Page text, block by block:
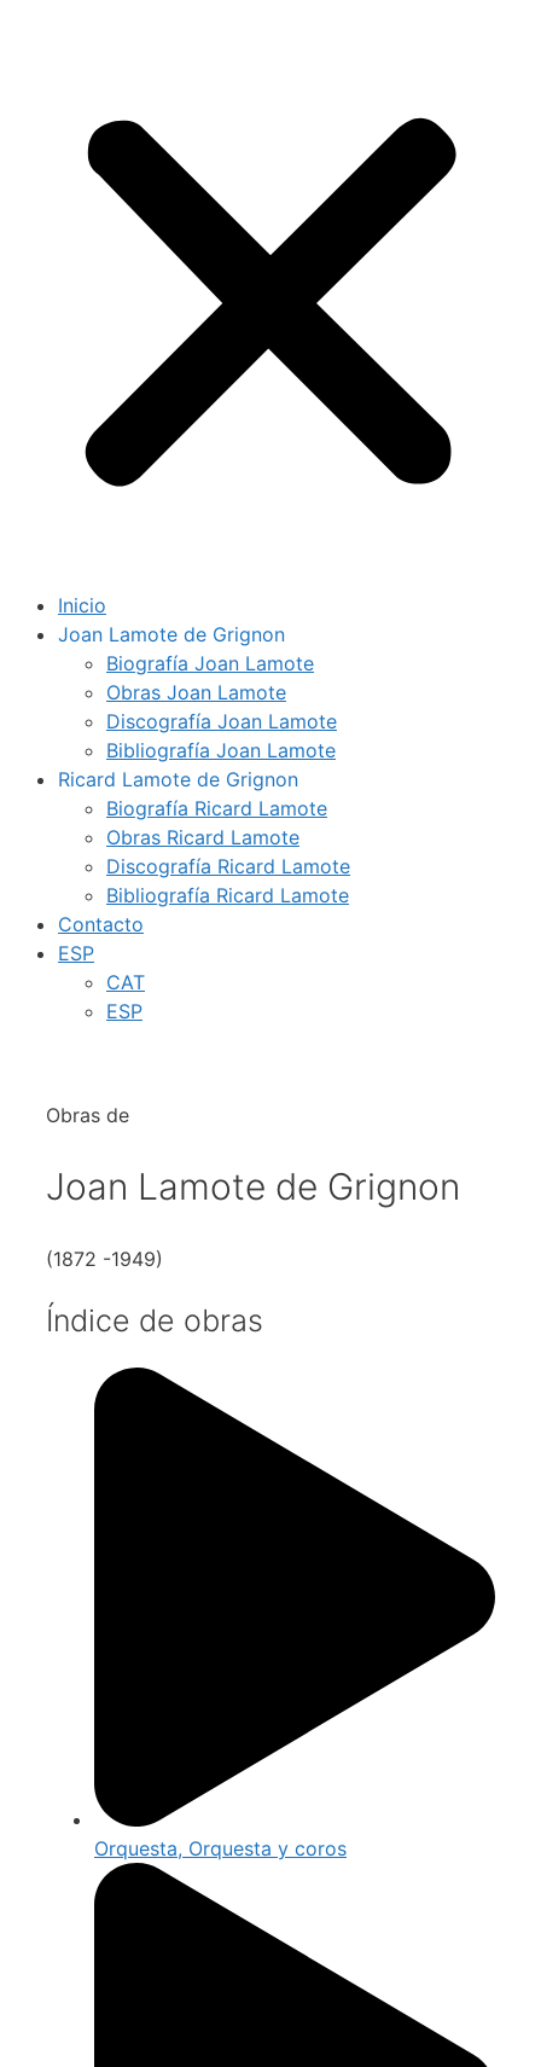
Inicio
Joan Lamote de Grignon
Biografía Joan Lamote
Obras Joan Lamote
Discografía Joan Lamote
Bibliografía Joan Lamote
Ricard Lamote de Grignon
Biografía Ricard Lamote
Obras Ricard Lamote
Discografía Ricard Lamote
Bibliografía Ricard Lamote
Contacto
ESP
CAT
ESP
Obras de
Joan Lamote de Grignon
(1872 -1949)
Índice de obras
Orquesta, Orquesta y coros